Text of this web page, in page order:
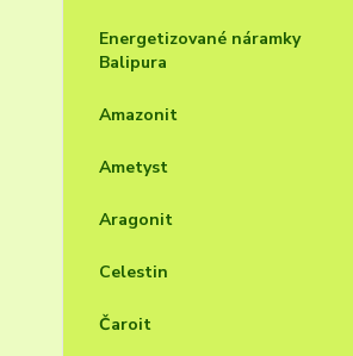
Energetizované náramky
Balipura
Amazonit
Ametyst
Aragonit
Celestin
Čaroit